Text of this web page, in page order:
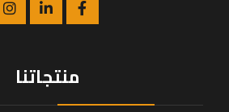
منتجاتنا